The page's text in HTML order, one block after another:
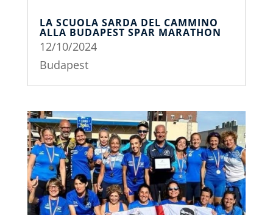
LA SCUOLA SARDA DEL CAMMINO
ALLA BUDAPEST SPAR MARATHON
12/10/2024
Budapest